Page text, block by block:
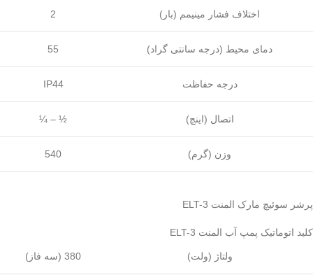
اختلاف فشار مینیمم (بار) 2
دمای محیط (درجه سانتی گراد) 55
درجه حفاظت IP44
اتصال (اینچ) ¼ – ½
وزن (گرم) 540
پرشر سوئیچ مارک المنت ELT-3
کلید اتوماتیک پمپ آب المنت ELT-3
ولتاژ (ولت) 380 (سه فاز)